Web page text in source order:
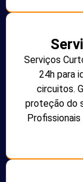
Serviços
24h para
circuitos.
proteção do